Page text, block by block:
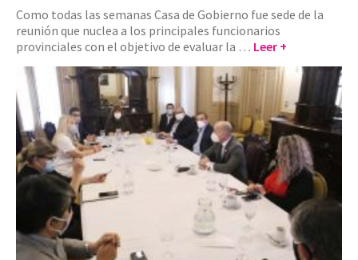
Como todas las semanas Casa de Gobierno fue sede de la
reunión que nuclea a los principales funcionarios
provinciales con el objetivo de evaluar la … Leer +